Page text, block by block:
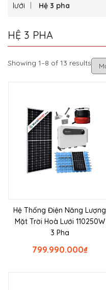
lưới
Hệ 3 pha
HỆ 3 PHA
Showing 1–8 of 13 results
Hệ Thống Điện Năng Lượng
Mặt Trời Hoà Lưới 110250W
3 Pha
₫
799.990.000